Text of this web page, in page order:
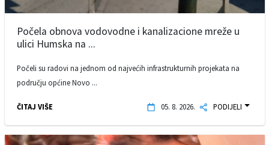
Počela obnova vodovodne i kanalizacione mreže u
ulici Humska na ...
Počeli su radovi na jednom od najvećih infrastrukturnih projekata na
području općine Novo ...
ČITAJ VIŠE 05. 8. 2026. PODIJELI